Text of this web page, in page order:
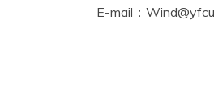
E-mail：